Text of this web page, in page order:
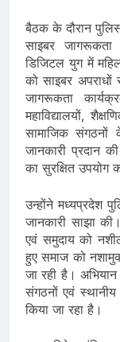
बैठक के दौरान
साइबर
डिजिटल युग में
को साइबर
जागरूकता
महाविद्यालयों,
सामाजिक संगठनों
जानकारी प्रदान
का सुरक्षित
उन्होंने मध्यप्रदेश
जानकारी साझा
एवं समुदाय को
हुए समाज को
जा रही है।
संगठनों एवं स्थानीय
किया जा रहा है।